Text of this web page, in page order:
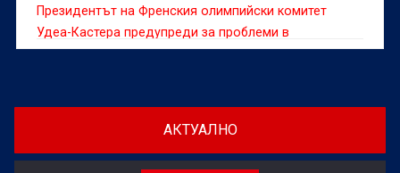
Президентът на Френския олимпийски комитет
Удеа-Кастера предупреди за проблеми в
управлението
АКТУАЛНО